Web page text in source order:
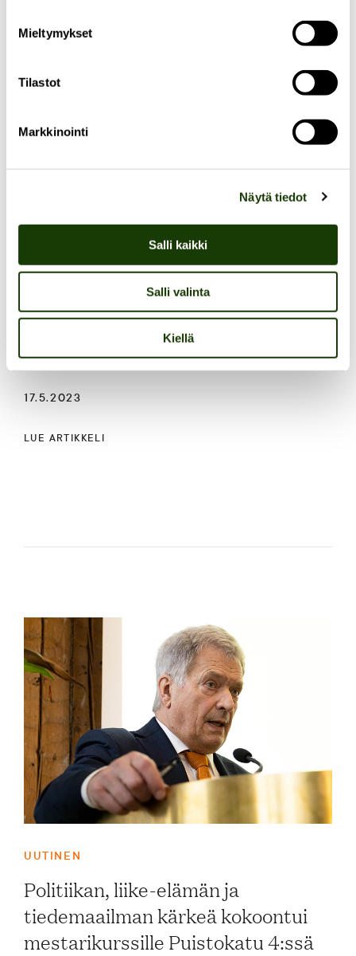
Mieltymykset
Tilastot
Markkinointi
Näytä tiedot
Salli kaikki
Salli valinta
Kiellä
Kuinka elää parempaa elämää
maapallon rajoissa, pohtii
nykytanssin asiantuntija Saara
Moisio Puistokatu 4:n
17.5.2023
LUE ARTIKKELI
UUTINEN
Politiikan, liike-elämän ja
tiedemaailman kärkeä kokoontui
mestarikurssille Puistokatu 4:ssä